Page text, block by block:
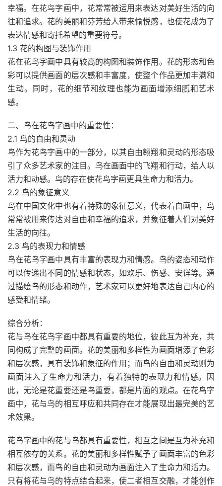
幸福。在花鸟字画中，花常常被运用来表达对美好生活的向
往和追求。花的美丽和芬芳给人带来愉悦感，也使花成为了
表达情感和寄托希望的重要符号。
1.3 花的构图与装饰作用
花在花鸟字画中具有较高的构图和装饰作用。花的形态和色
彩可以提供画面的层次感和丰富度，使整个作品更加丰满和
生动。同时，花的细节和纹理也能为画面增添细腻和艺术
感。
二、鸟在花鸟字画中的重要性：
2.1 鸟的自由和灵动
鸟作为花鸟字画中的一部分，以其自由翱翔和灵动的形态吸
引了众多艺术家的注目。鸟在画面中的飞翔和行动，给人以
活力和动感。鸟的存在使花鸟字画更具生命力和活力。
2.2 鸟的象征意义
鸟在中国文化中也有着特殊的象征意义，代表着自画中，鸟
常常被用来传达对自由和幸福的追求，并象征着人们对美好
生活的向往。
2.3 鸟的表现力和情感
鸟在花鸟字画中具有丰富的表现力和情感。鸟的姿态和动作
可以传递出不同的情感和状态，如欢乐、伤感、安详等。通
过描绘鸟的形态和动作，艺术家可以更好地表达自己内心的
感受和情绪。
综合分析：
花与鸟在花鸟字画中都具有重要的地位，彼此互为补充，共
同构成了完整的画面。花的美丽和多样性为画面增添了色彩
和层次感，具有装饰和象征的作用；而鸟的自由和灵动则为
画面注入了生命力和活力，有着独特的表现力和情感。因
此，无论是花重要还是鸟重要，都是片面的观点。在花鸟字
画中，花与鸟的相互呼应和共同存在才能展现出最完美的艺
术效果。
花鸟字画中的花与鸟都具有重要性，相互之间是互为补充和
相互依存的关系。花的美丽和多样性赋予了画面丰富的色彩
和层次感，而鸟的自由和灵动为画面注入了生命力和活力。
只有将花与鸟的特点结合起来，使二者相互交融，才能创作